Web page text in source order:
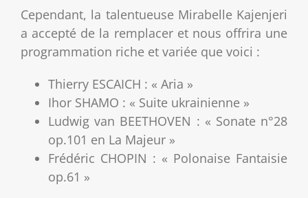
Cependant, la talentueuse Mirabelle Kajenjeri
a accepté de la remplacer et nous offrira une
programmation riche et variée que voici :
Thierry ESCAICH : « Aria »
Ihor SHAMO : « Suite ukrainienne »
Ludwig van BEETHOVEN : « Sonate n°28
op.101 en La Majeur »
Frédéric CHOPIN : « Polonaise Fantaisie
op.61 »